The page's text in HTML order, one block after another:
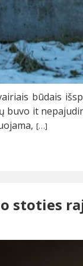
būdais
buvo it
[…]
stoties